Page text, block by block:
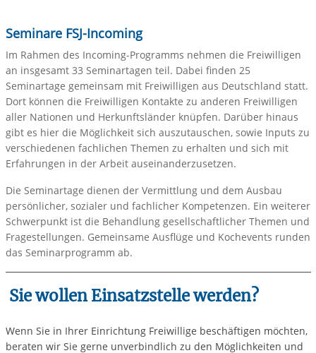
Seminare FSJ-Incoming
Im Rahmen des Incoming-Programms nehmen die Freiwilligen
an insgesamt 33 Seminartagen teil. Dabei finden 25
Seminartage gemeinsam mit Freiwilligen aus Deutschland statt.
Dort können die Freiwilligen Kontakte zu anderen Freiwilligen
aller Nationen und Herkunftsländer knüpfen. Darüber hinaus
gibt es hier die Möglichkeit sich auszutauschen, sowie Inputs zu
verschiedenen fachlichen Themen zu erhalten und sich mit
Erfahrungen in der Arbeit auseinanderzusetzen.
Die Seminartage dienen der Vermittlung und dem Ausbau
persönlicher, sozialer und fachlicher Kompetenzen. Ein weiterer
Schwerpunkt ist die Behandlung gesellschaftlicher Themen und
Fragestellungen. Gemeinsame Ausflüge und Kochevents runden
das Seminarprogramm ab.
Sie wollen Einsatzstelle werden?
Wenn Sie in Ihrer Einrichtung Freiwillige beschäftigen möchten,
beraten wir Sie gerne unverbindlich zu den Möglichkeiten und